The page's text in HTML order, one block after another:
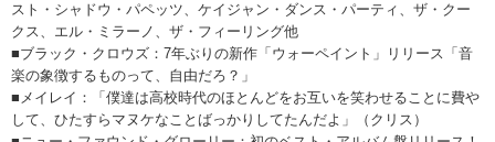
スト・シャドウ・パペッツ、ケイジャン・ダンス・パーティ、ザ・クー
クス、エル・ミラーノ、ザ・フィーリング他
■ブラック・クロウズ：7年ぶりの新作「ウォーペイント」リリース「音
楽の象徴するものって、自由だろ？」
■メイレイ：「僕達は高校時代のほとんどをお互いを笑わせることに費や
して、ひたすらマヌケなことばっかりしてたんだよ」（クリス）